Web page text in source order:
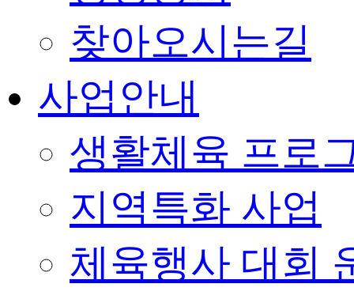
찾아오시는길
사업안내
생활체육 프로
지역특화 사업
체육행사 대회